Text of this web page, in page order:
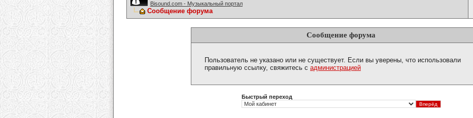
Bisound.com - Музыкальный портал
Сообщение форума
Сообщение форума
Пользователь не указано или не существует. Если вы уверены, что использовали
правильную ссылку, свяжитесь с администрацией
Быстрый переход